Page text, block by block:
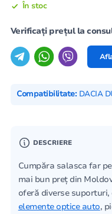
În stoc
Verificați prețul la
Compatibilitate: DACIA
DESCRIERE
Сumpăra salasca far
mai bun preț din
oferă diverse
elemente optice auto,